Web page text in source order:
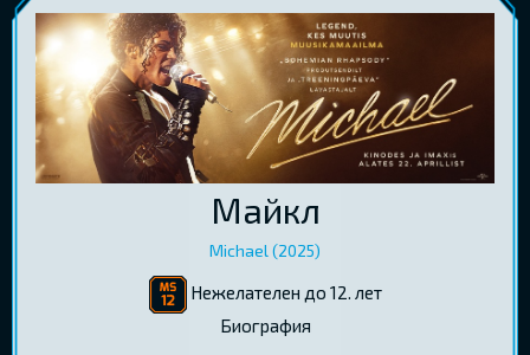
КОНФЕРЕНЦИИ КИНОКЛУБ-V
ПОДАРОЧНЫЕ КАРТЫ
Майкл
Michael (2025)
Нежелателен до 12. лет
Биография